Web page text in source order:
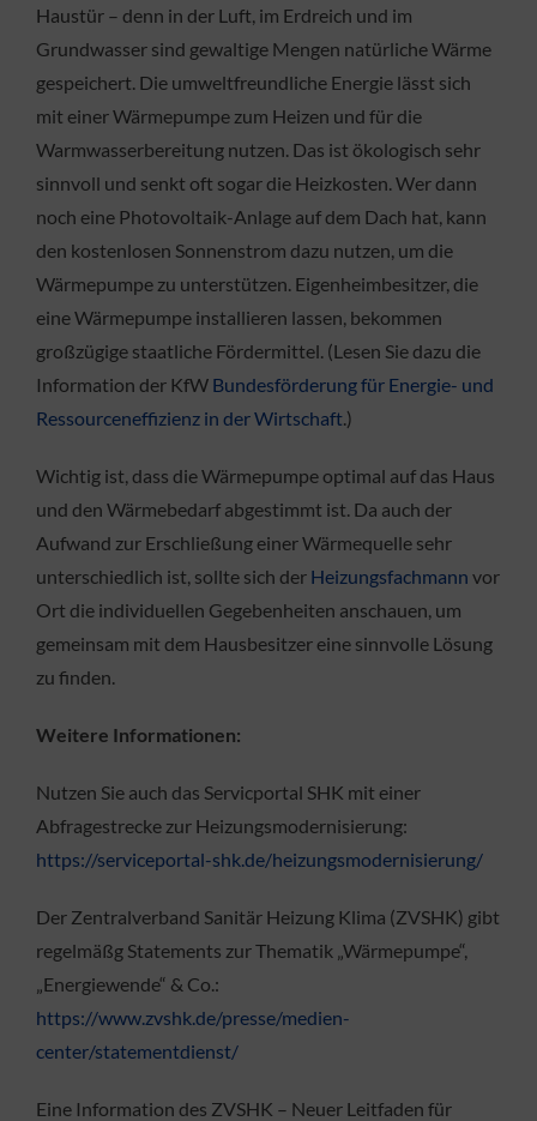
Haustür – denn in der Luft, im Erdreich und im
Grundwasser sind gewaltige Mengen natürliche Wärme
gespeichert. Die umweltfreundliche Energie lässt sich
mit einer Wärmepumpe zum Heizen und für die
Warmwasserbereitung nutzen. Das ist ökologisch sehr
sinnvoll und senkt oft sogar die Heizkosten. Wer dann
noch eine Photovoltaik-Anlage auf dem Dach hat, kann
den kostenlosen Sonnenstrom dazu nutzen, um die
Wärmepumpe zu unterstützen. Eigenheimbesitzer, die
eine Wärmepumpe installieren lassen, bekommen
großzügige staatliche Fördermittel. (Lesen Sie dazu die
Information der KfW Bundesförderung für Energie- und
Ressourceneffizienz in der Wirtschaft.)
Wichtig ist, dass die Wärmepumpe optimal auf das Haus
und den Wärmebedarf abgestimmt ist. Da auch der
Aufwand zur Erschließung einer Wärmequelle sehr
unterschiedlich ist, sollte sich der Heizungsfachmann vor
Ort die individuellen Gegebenheiten anschauen, um
gemeinsam mit dem Hausbesitzer eine sinnvolle Lösung
zu finden.
Weitere Informationen:
Nutzen Sie auch das Servicportal SHK mit einer
Abfragestrecke zur Heizungsmodernisierung:
https://serviceportal-shk.de/heizungsmodernisierung/
Der Zentralverband Sanitär Heizung Klima (ZVSHK) gibt
regelmäßg Statements zur Thematik „Wärmepumpe“,
„Energiewende“ & Co.:
https://www.zvshk.de/presse/medien-
center/statementdienst/
Eine Information des ZVSHK – Neuer Leitfaden für